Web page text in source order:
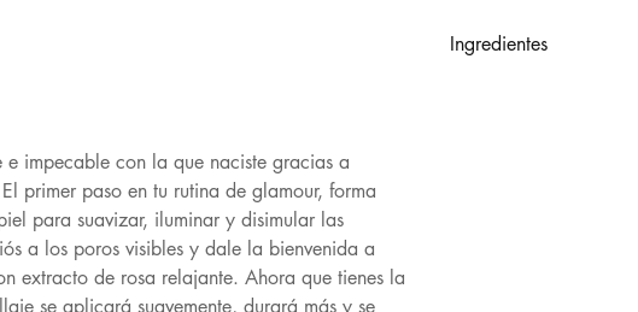
e impecable con la que naciste gracias a
primer paso en tu rutina de glamour, forma
para suavizar, iluminar y disimular las
a los poros visibles y dale la bienvenida a
extracto de rosa relajante. Ahora que tienes la
se aplicará suavemente, durará más y se
Ingredientes